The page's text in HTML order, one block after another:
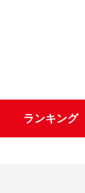
ランキング